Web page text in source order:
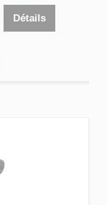
Détails